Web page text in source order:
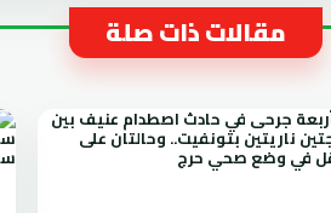
مقالات ذات صلة